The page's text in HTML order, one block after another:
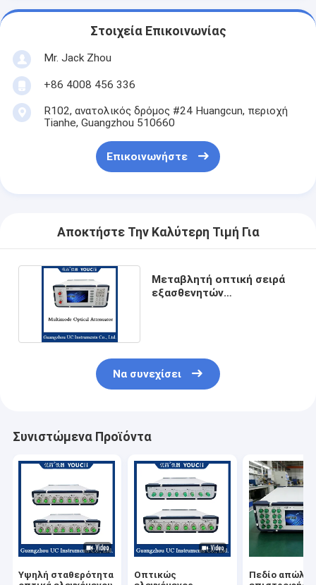
Στοιχεία Επικοινωνίας
Mr. Jack Zhou
+86 4008 456 336
R102, ανατολικός δρόμος #24 Huangcun, περιοχή
Tianhe, Guangzhou 510660
Επικοινωνήστε
Αποκτήστε Την Καλύτερη Τιμή Για
Μεταβλητή οπτική σειρά
εξασθενητών
Να συνεχίσει
Συνιστώμενα Προϊόντα
Υψηλή σταθερότητα
Οπτικώς
Πεδίο